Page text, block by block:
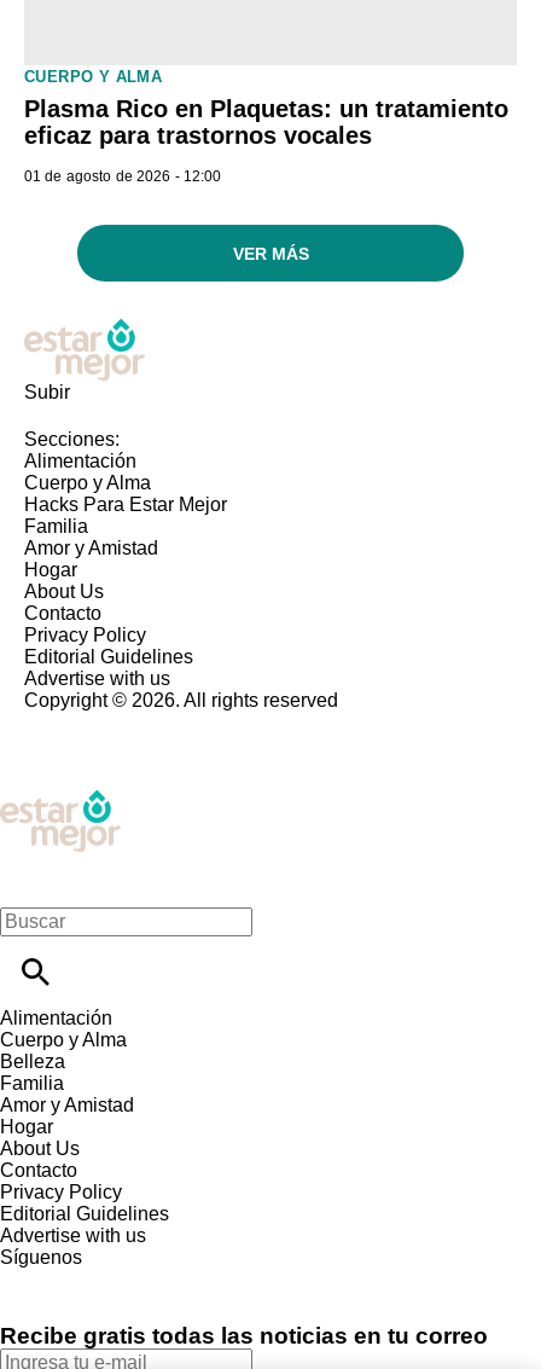
CUERPO Y ALMA
Plasma Rico en Plaquetas: un tratamiento
eficaz para trastornos vocales
01 de agosto de 2026 - 12:00
VER MÁS
Subir
Secciones:
Alimentación
Cuerpo y Alma
Hacks Para Estar Mejor
Familia
Amor y Amistad
Hogar
About Us
Contacto
Privacy Policy
Editorial Guidelines
Advertise with us
Copyright © 2026. All rights reserved
Alimentación
Cuerpo y Alma
Belleza
Familia
Amor y Amistad
Hogar
About Us
Contacto
Privacy Policy
Editorial Guidelines
Advertise with us
Síguenos
Recibe gratis todas las noticias en tu correo